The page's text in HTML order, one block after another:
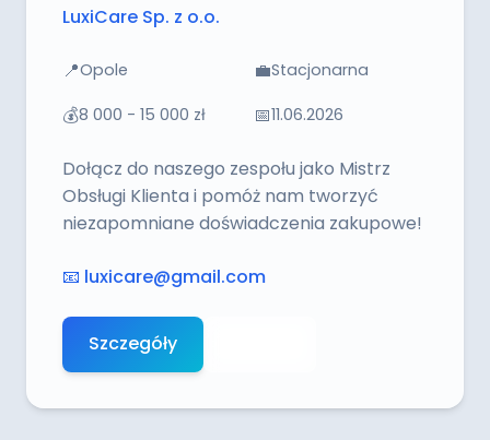
LuxiCare Sp. z o.o.
📍Opole 💼Stacjonarna
💰8 000 - 15 000 zł 📅11.06.2026
Dołącz do naszego zespołu jako Mistrz
Obsługi Klienta i pomóż nam tworzyć
niezapomniane doświadczenia zakupowe!
📧 luxicare@gmail.com
Szczegóły